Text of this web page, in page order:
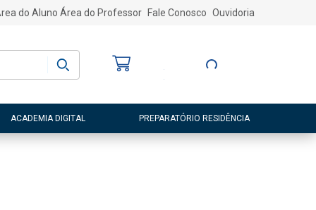
do Aluno Área do Professor Fale Conosco Ouvidoria
Entre ou Cadastre-
ACADEMIA DIGITAL PREPARATÓRIO RESIDÊNCIA